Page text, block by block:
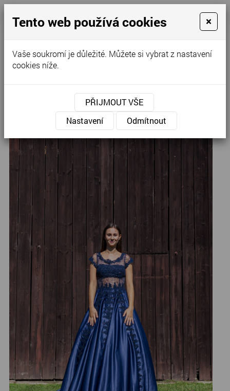
Kontaktujte nás
Společenské šaty»Bohaté společenské šaty
Tento web používá cookies ×
Vaše soukromí je důležité. Můžete si vybrat z nastavení
cookies níže.
PŘIJMOUT VŠE
Nastavení
Odmítnout